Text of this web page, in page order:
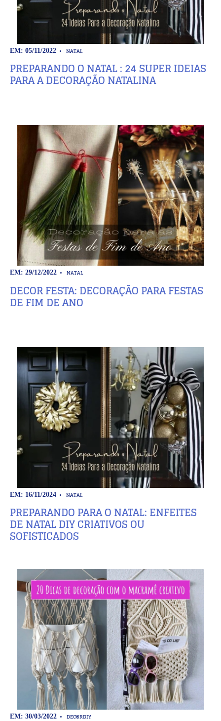
EM: 05/11/2022 NATAL
PREPARANDO O NATAL : 24 SUPER IDEIAS
PARA A DECORAÇÃO NATALINA
EM: 29/12/2022 NATAL
DECOR FESTA: DECORAÇÃO PARA FESTAS
DE FIM DE ANO
EM: 16/11/2024 NATAL
PREPARANDO PARA O NATAL: ENFEITES
DE NATAL DIY CRIATIVOS OU
SOFISTICADOS
EM: 30/03/2022 DECORDIY